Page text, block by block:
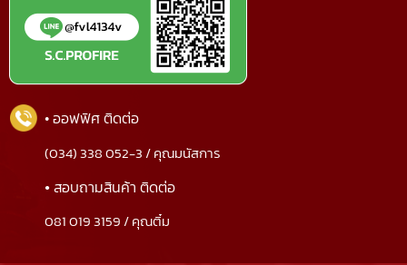
• ออฟฟิศ ติดต่อ
(034) 338 052-3 / คุณมนัสการ
•สอบถามสินค้า ติดต่อ
081 019 3159 / คุณติ๋ม